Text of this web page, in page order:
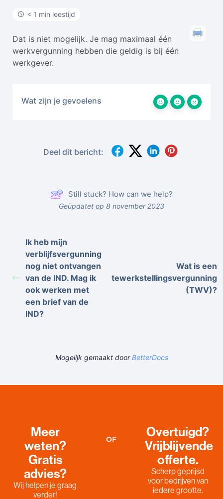
< 1 min leestijd
Dat is niet mogelijk. Je mag maximaal één
werkvergunning hebben die geldig is bij één
werkgever.
Wat zijn je gevoelens
Deel dit bericht:
Still stuck? How can we help?
Geüpdatet op 8 november 2023
Ik heb mijn
verblijfsvergunning
nog niet ontvangen
van de IND. Mag ik
ook werken met
een brief van de
IND?
Wat is een
tewerkstellingsvergunning
(TWV)?
Mogelijk gemaakt doorBetterDocs
Meer
weten?
Gratis
advies?
Wij helpen je graag
verder!
OF
Overtuigd?
Vrijblijvende
offerte.
Scherp geprijsd
voor bedrijven van
iedere grootte.